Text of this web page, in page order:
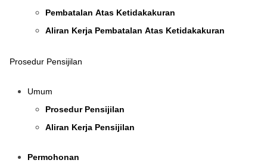
Pembatalan Atas Ketidakakuran
Aliran Kerja Pembatalan Atas Ketidakakuran
Prosedur Pensijilan
Umum
Prosedur Pensijilan
Aliran Kerja Pensijilan
Permohonan